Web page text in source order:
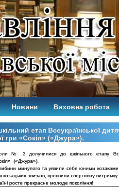
Новини Виховна робота
етап Всеукраїнської
гри «Сокіл» («Джура»).
№ 3 долучилися до шкільного етапу
(«Джура»).
минулого та уявили себе юними
звичаїв, проявили спортивну витримку
росте прекрасне молоде покоління!